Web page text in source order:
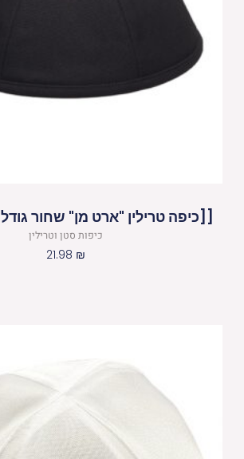
[[כיפה טרילין "ארט מן" שחור גודל 3 – 6 חלקים
כיפות סטן וטרילין
21.98 ₪